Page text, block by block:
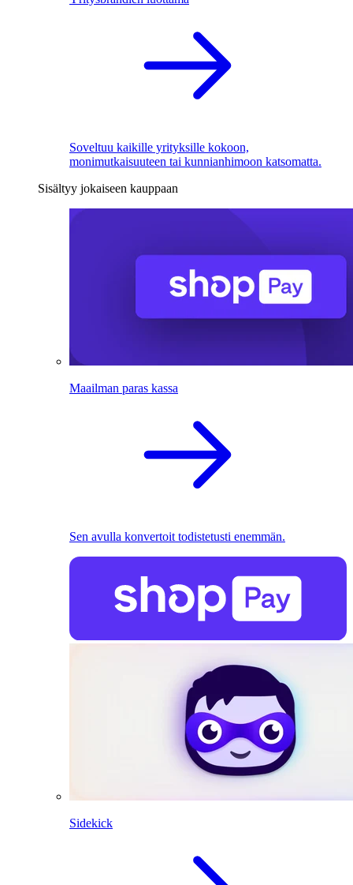
Soveltuu kaikille yrityksille kokoon,
monimutkaisuuteen tai kunnianhimoon katsomatta.
Sisältyy jokaiseen kauppaan
Maailman paras kassa
Sen avulla konvertoit todistetusti enemmän.
Sidekick